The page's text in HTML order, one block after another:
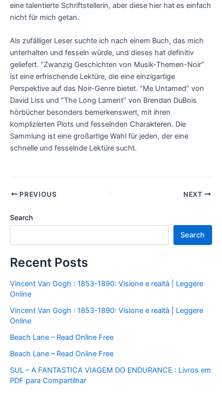
eine talentierte Schriftstellerin, aber diese hier hat es einfach
nicht für mich getan.
Als zufälliger Leser suchte ich nach einem Buch, das mich
unterhalten und fesseln würde, und dieses hat definitiv
geliefert. “Zwanzig Geschichten von Musik-Themen-Noir”
ist eine erfrischende Lektüre, die eine einzigartige
Perspektive auf das Noir-Genre bietet. “Me Untamed” von
David Liss und “The Long Lament” von Brendan DuBois
hörbücher besonders bemerkenswert, mit ihren
komplizierten Plots und fesselnden Charakteren. Die
Sammlung ist eine großartige Wahl für jeden, der eine
schnelle und fesselnde Lektüre sucht.
PREVIOUS NEXT
Search
Search
Recent Posts
Vincent Van Gogh : 1853-1890: Visione e realtà | Leggere
Online
Vincent Van Gogh : 1853-1890: Visione e realtà | Leggere
Online
Beach Lane – Read Online Free
Beach Lane – Read Online Free
SUL – A FANTASTICA VIAGEM DO ENDURANCE : Livros em
PDF para Compartilhar